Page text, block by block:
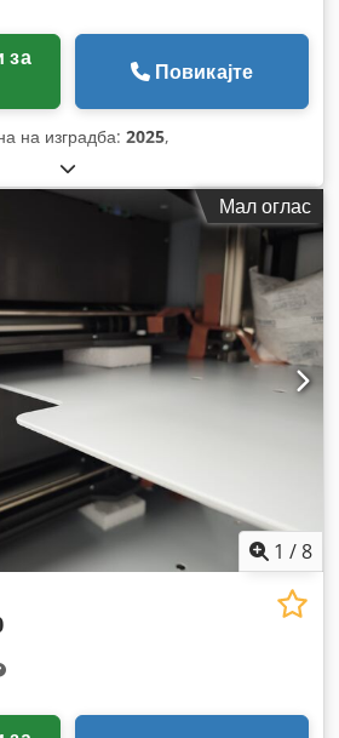
Повикајте
на изградба: 2025,
Мал оглас
1 /8